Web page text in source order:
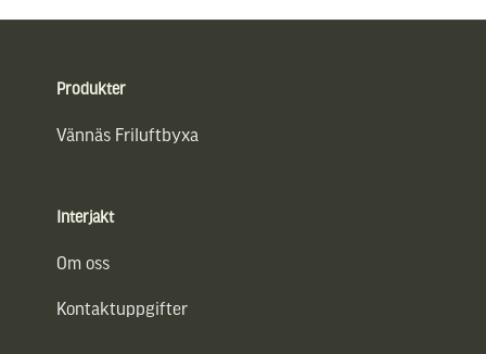
Produkter
Vännäs Friluftbyxa
Interjakt
Om oss
Kontaktuppgifter